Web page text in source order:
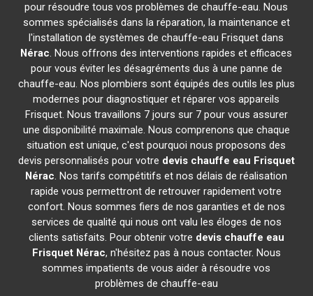
pour résoudre tous vos problèmes de chauffe-eau. Nous
sommes spécialisés dans la réparation, la maintenance et
l'installation de systèmes de chauffe-eau Frisquet dans
Nérac. Nous offrons des interventions rapides et efficaces
pour vous éviter les désagréments dus à une panne de
chauffe-eau. Nos plombiers sont équipés des outils les plus
modernes pour diagnostiquer et réparer vos appareils
Frisquet. Nous travaillons 7 jours sur 7 pour vous assurer
une disponibilité maximale. Nous comprenons que chaque
situation est unique, c'est pourquoi nous proposons des
devis personnalisés pour votre devis chauffe eau Frisquet
Nérac. Nos tarifs compétitifs et nos délais de réalisation
rapide vous permettront de retrouver rapidement votre
confort. Nous sommes fiers de nos garanties et de nos
services de qualité qui nous ont valu les éloges de nos
clients satisfaits. Pour obtenir votre devis chauffe eau
Frisquet Nérac, n'hésitez pas à nous contacter. Nous
sommes impatients de vous aider à résoudre vos
problèmes de chauffe-eau